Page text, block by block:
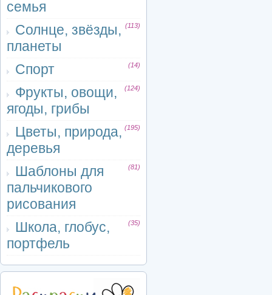
семья
Солнце, звёзды,
планеты
(113)
Спорт (14)
Фрукты, овощи,
ягоды, грибы
(124)
Цветы, природа,
деревья
(195)
Шаблоны для
пальчикового
рисования
(81)
Школа, глобус,
портфель
(35)